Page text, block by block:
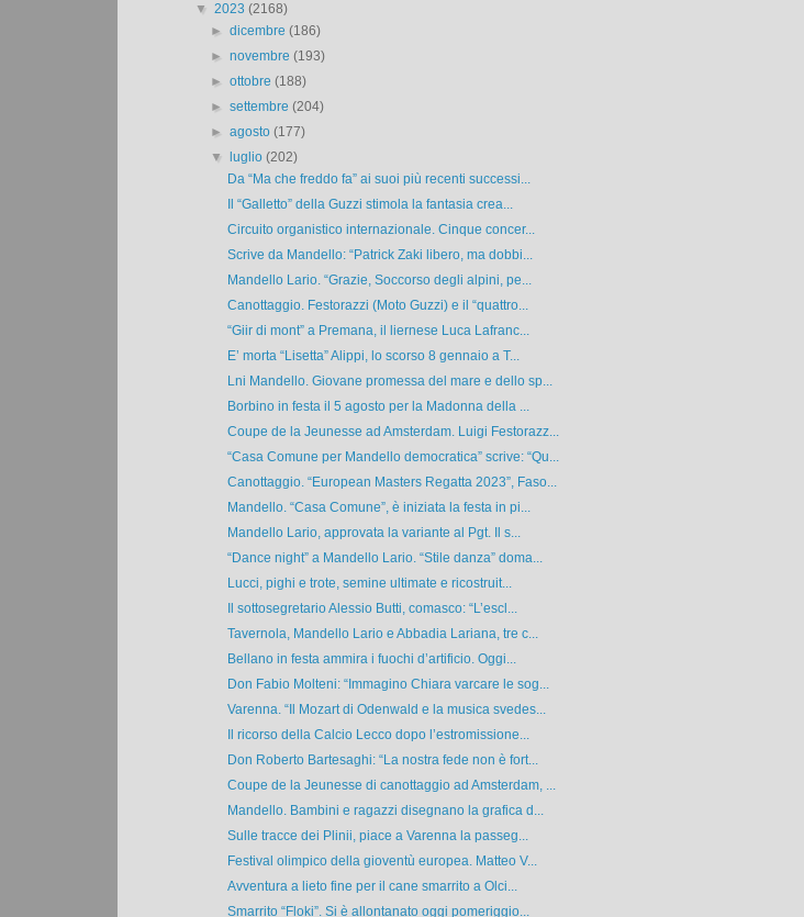
▼ 2023 (2168)
►dicembre(186)
►novembre(193)
►ottobre(188)
►settembre(204)
►agosto(177)
▼
luglio(202)
Da “Ma che freddo fa” ai suoi più recenti successi...
Il “Galletto” della Guzzi stimola la fantasia crea...
Circuito organistico internazionale. Cinque concer...
Scrive da Mandello: “Patrick Zaki libero, ma dobbi...
Mandello Lario. “Grazie, Soccorso degli alpini, pe...
Canottaggio. Festorazzi (Moto Guzzi) e il “quattro...
“Giir di mont” a Premana, il liernese Luca Lafranc...
E’ morta “Lisetta” Alippi, lo scorso 8 gennaio a T...
Lni Mandello. Giovane promessa del mare e dello sp...
Borbino in festa il 5 agosto per la Madonna della ...
Coupe de la Jeunesse ad Amsterdam. Luigi Festorazz...
“Casa Comune per Mandello democratica” scrive: “Qu...
Canottaggio. “European Masters Regatta 2023”, Faso...
Mandello. “Casa Comune”, è iniziata la festa in pi...
Mandello Lario, approvata la variante al Pgt. Il s...
“Dance night” a Mandello Lario. “Stile danza” doma...
Lucci, pighi e trote, semine ultimate e ricostruit...
Il sottosegretario Alessio Butti, comasco: “L’escl...
Tavernola, Mandello Lario e Abbadia Lariana, tre c...
Bellano in festa ammira i fuochi d’artificio. Oggi...
Don Fabio Molteni: “Immagino Chiara varcare le sog...
Varenna. “Il Mozart di Odenwald e la musica svedes...
Il ricorso della Calcio Lecco dopo l’estromissione...
Don Roberto Bartesaghi: “La nostra fede non è fort...
Coupe de la Jeunesse di canottaggio ad Amsterdam, ...
Mandello. Bambini e ragazzi disegnano la grafica d...
Sulle tracce dei Plinii, piace a Varenna la passeg...
Festival olimpico della gioventù europea. Matteo V...
Avventura a lieto fine per il cane smarrito a Olci...
Smarrito “Floki”. Si è allontanato oggi pomeriggio...